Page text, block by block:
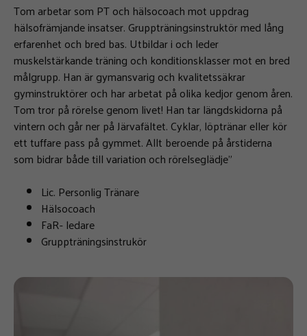
Tom arbetar som PT och hälsocoach mot uppdrag
hälsofrämjande insatser. Gruppträningsinstruktör med lång
erfarenhet och bred bas. Utbildar i och leder
muskelstärkande träning och konditionsklasser mot en bred
målgrupp. Han är gymansvarig och kvalitetssäkrar
gyminstruktörer och har arbetat på olika kedjor genom åren.
Tom tror på rörelse genom livet! Han tar längdskidorna på
vintern och går ner på Järvafältet. Cyklar, löptränar eller kör
ett tuffare pass på gymmet. Allt beroende på årstiderna
som bidrar både till variation och rörelseglädje”
Lic. Personlig Tränare
Hälsocoach
FaR- ledare
Gruppträningsinstrukör